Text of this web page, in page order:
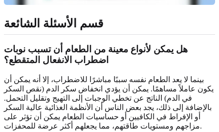
قسم الأسئلة الشائعة
هل يمكن لأنواع معينة من الطعام أن تسبب نوبات
اضطراب الانفعال المتقطع؟
بينما لا يعد الطعام نفسه سببًا مباشرًا للاضطراب، إلا أنه يمكن أن
يكون عاملاً مساهمًا. يمكن أن يؤدي انخفاض سكر الدم (نقص السكر
في الدم) الناتج عن تخطي الوجبات إلى التهيج وتقليل التحمل.
بالإضافة إلى ذلك، يجد بعض الناس أن الأنظمة الغذائية عالية السكر
أو الإفراط في الكافيين أو حساسيات الطعام يمكن أن تؤثر على
مزاجهم ومستويات طاقتهم، مما يجعلهم أكثر عرضة للمحفزات.